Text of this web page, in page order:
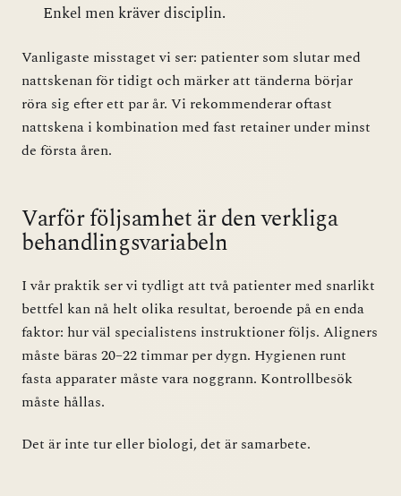
Enkel men kräver disciplin.
Vanligaste misstaget vi ser: patienter som slutar med
nattskenan för tidigt och märker att tänderna börjar
röra sig efter ett par år. Vi rekommenderar oftast
nattskena i kombination med fast retainer under minst
de första åren.
Varför följsamhet är den verkliga
behandlingsvariabeln
I vår praktik ser vi tydligt att två patienter med snarlikt
bettfel kan nå helt olika resultat, beroende på en enda
faktor: hur väl specialistens instruktioner följs. Aligners
måste bäras 20–22 timmar per dygn. Hygienen runt
fasta apparater måste vara noggrann. Kontrollbesök
måste hållas.
Det är inte tur eller biologi, det är samarbete.